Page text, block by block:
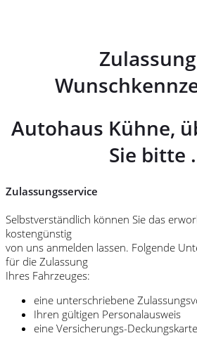
Autohaus Kühne,
Sie bitte
Zulassungsservice
Selbstverständlich können Sie das
kostengünstig
von uns anmelden lassen. Folgende
für die Zulassung
Ihres Fahrzeuges:
eine unterschriebene
Ihren gültigen Personalausweis
eine Versicherungs-Deckungskarte